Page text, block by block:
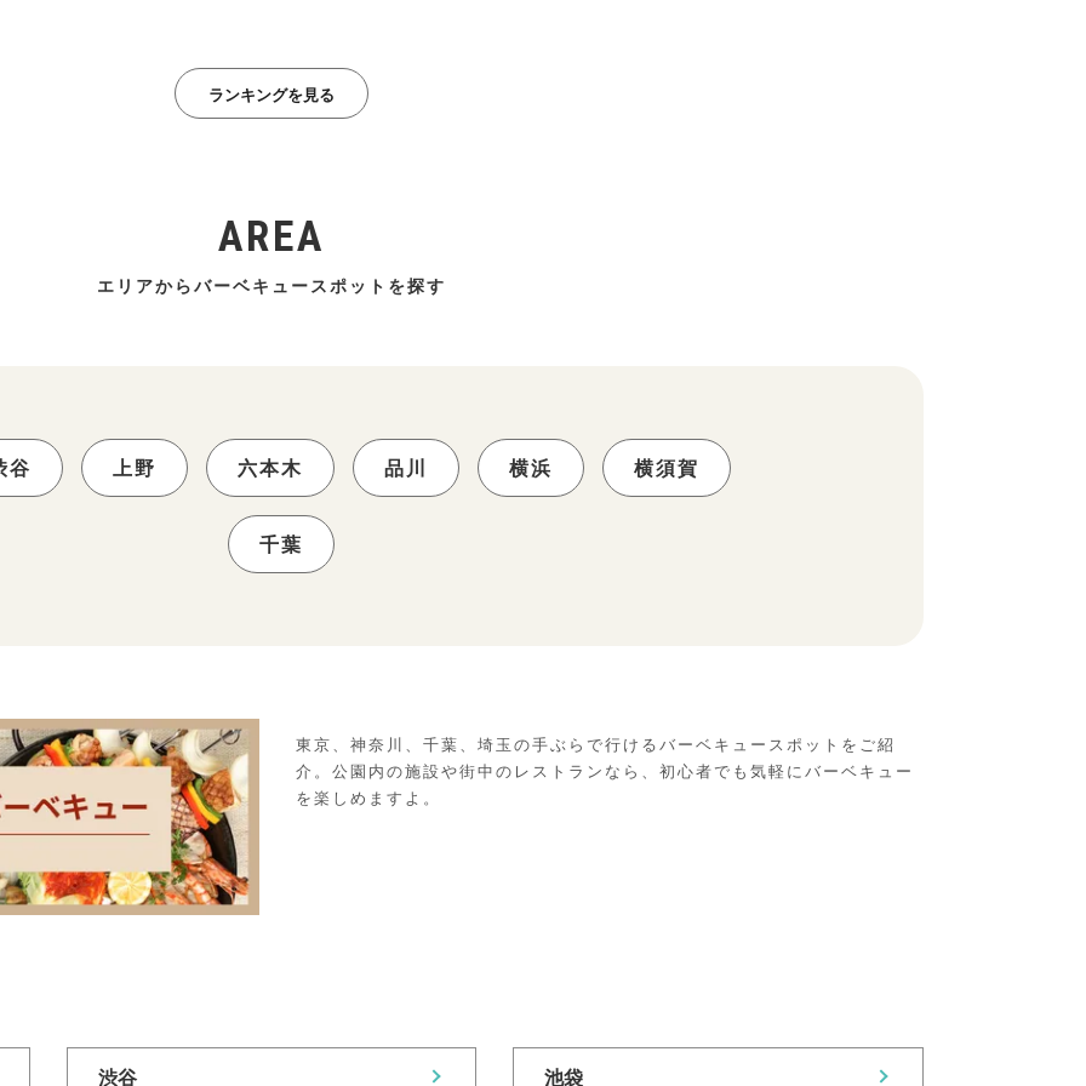
ランキングを見る
AREA
エリアからバーベキュースポットを探す
谷 上野 六本木 品川 横浜 横須賀
千葉
東京、神奈川、千葉、埼玉の手ぶらで行けるバーベキュースポットをご紹
介。公園内の施設や街中のレストランなら、初心者でも気軽にバーベキュー
を楽しめますよ。
渋谷 池袋